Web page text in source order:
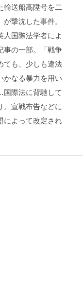
輸送船高陞号を二
撃沈した事件。
人国際法学者によ
事の一部。「戦争
ても、少しも違法
かなる暴力を用い
際法に背馳して
。宣戦布告などに
によって改定され